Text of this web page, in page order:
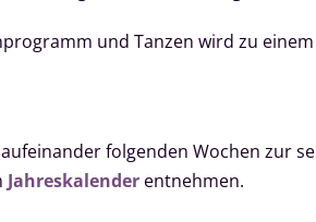
und Tanzen wird zu
folgenden Wochen zur
Jahreskalenderentnehmen.